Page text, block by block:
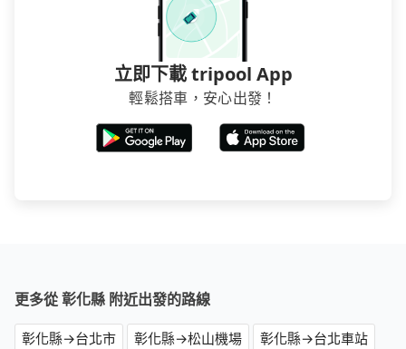
立即下載 tripool App
輕鬆搭車，安心出發！
更多從 彰化縣 附近出發的路線
彰化縣→台北市 彰化縣→松山機場
彰化縣→台北車站